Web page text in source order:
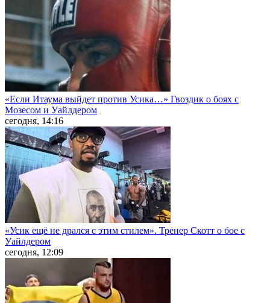
«Если Итаума выйдет против Усика…» Гвоздик о боях с
Мозесом и Уайлдером
сегодня, 14:16
«Усик ещё не дрался с этим стилем». Тренер Скотт о бое с
Уайлдером
сегодня, 12:09